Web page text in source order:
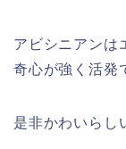
アビシニアンは
奇心が強く活発
是非かわいらし